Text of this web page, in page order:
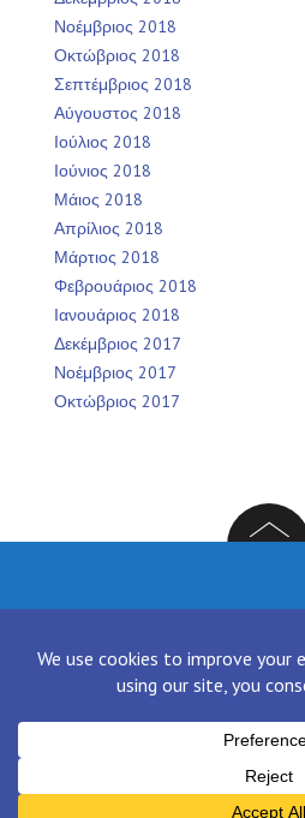
Νοέμβριος 2018
Οκτώβριος 2018
Σεπτέμβριος 2018
Αύγουστος 2018
Ιούλιος 2018
Ιούνιος 2018
Μάιος 2018
Απρίλιος 2018
Μάρτιος 2018
Φεβρουάριος 2018
Ιανουάριος 2018
Δεκέμβριος 2017
Νοέμβριος 2017
Οκτώβριος 2017
Proudly powered by WordPress |